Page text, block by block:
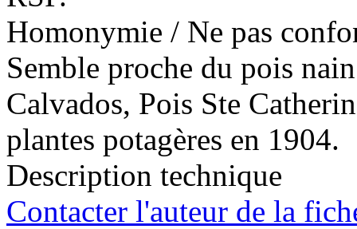
Homonymie / Ne pas
Semble proche du pois
Calvados, Pois Ste
plantes potagères en 1904.
Description technique
Contacter l'auteur de la